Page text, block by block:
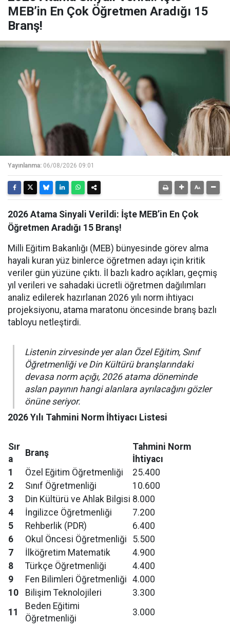
MEB’in En Çok Öğretmen Aradığı 15
Branş!
Yayınlanma: 06/08/2026 09:01
2026 Atama Sinyali Verildi: İşte MEB’in En Çok
Öğretmen Aradığı 15 Branş!
Milli Eğitim Bakanlığı (MEB) bünyesinde görev alma
hayali kuran yüz binlerce öğretmen adayı için kritik
veriler gün yüzüne çıktı. İl bazlı kadro açıkları, geçmiş
yıl verileri ve sahadaki ücretli öğretmen dağılımları
analiz edilerek hazırlanan 2026 yılı norm ihtiyacı
projeksiyonu, atama maratonu öncesinde branş bazlı
tabloyu netleştirdi.
Listenin zirvesinde yer alan Özel Eğitim, Sınıf
Öğretmenliği ve Din Kültürü branşlarındaki
devasa norm açığı, 2026 atama döneminde
aslan payının hangi alanlara ayrılacağını gözler
önüne seriyor.
2026 Yılı Tahmini Norm İhtiyacı Listesi
Sır
a
Branş
Tahmini Norm
İhtiyacı
1
Özel Eğitim Öğretmenliği
25.400
2
Sınıf Öğretmenliği
10.600
3
Din Kültürü ve Ahlak Bilgisi 8.000
4
İngilizce Öğretmenliği
7.200
5
Rehberlik (PDR)
6.400
6
Okul Öncesi Öğretmenliği
5.500
7
İlköğretim Matematik
4.900
8
Türkçe Öğretmenliği
4.400
9
Fen Bilimleri Öğretmenliği 4.000
10
Bilişim Teknolojileri
3.300
11
Beden Eğitimi
Öğretmenliği
3.000